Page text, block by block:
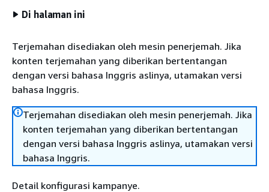
Di halaman ini
Terjemahan disediakan oleh mesin penerjemah. Jika
konten terjemahan yang diberikan bertentangan
dengan versi bahasa Inggris aslinya, utamakan versi
bahasa Inggris.
Terjemahan disediakan oleh mesin penerjemah. Jika
konten terjemahan yang diberikan bertentangan
dengan versi bahasa Inggris aslinya, utamakan versi
bahasa Inggris.
Detail konfigurasi kampanye.